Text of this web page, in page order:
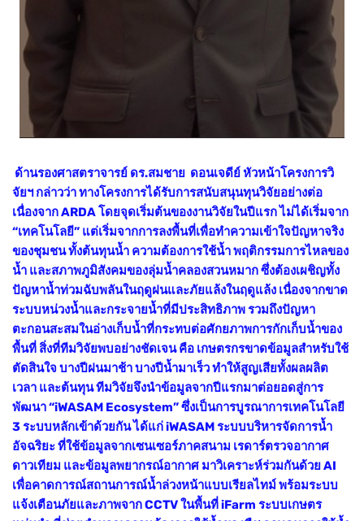
ด้านรองศาสตราจารย์ ดร.สมชาย ดอนเจดีย์ หัวหน้าโครงการวิ
จัยฯ กล่าวว่า ทางโครงการได้รับการสนับสนุนทุนวิจัยอย่างต่อ
เนื่องจาก ARDA โดยจุดเริ่มต้นของงานวิจัยในปีแรก ไม่ได้เริ่มจาก
“เทคโนโลยี” แต่เริ่มจากการลงพื้นที่เพื่อทำความเข้าใจปัญหาจริง
ของชุมชน ทั้งต้นทุนน้ำ ความต้องการใช้น้ำ พฤติกรรมการไหลของ
น้ำ และสภาพภูมิสังคมของลุ่มน้ำคลองสวนหมาก ซึ่งต้องเผชิญทั้ง
ปัญหาน้ำท่วมฉับพลันในฤดูฝนและภัยแล้งในฤดูแล้ง เนื่องจากขาด
ระบบหน่วงน้ำและกระจายน้ำที่มีประสิทธิภาพ รวมถึงปัญหา
ตะกอนสะสมในอ่างเก็บน้ำที่กระทบต่อศักยภาพการกักเก็บน้ำของ
พื้นที่ สิ่งที่ทีมวิจัยพบอย่างชัดเจน คือ เกษตรกรขาดข้อมูลสำหรับใช้
ตัดสินใจ บางปีฝนมาช้า บางปีน้ำมาเร็ว ทำให้สูญเสียทั้งผลผลิต
เวลา และต้นทุน ทีมวิจัยจึงนำข้อมูลจากปีแรกมาต่อยอดสู่การ
พัฒนา “iWASAM Ecosystem” ซึ่งเป็นการบูรณาการเทคโนโลยี
3 ระบบหลักเข้าด้วยกัน ได้แก่ iWASAM ระบบบริหารจัดการน้ำ
อัจฉริยะ ที่ใช้ข้อมูลจากเซนเซอร์ภาคสนาม เรดาร์ตรวจอากาศ
ดาวเทียม และข้อมูลพยากรณ์อากาศ มาวิเคราะห์ร่วมกันด้วย AI
เพื่อคาดการณ์สถานการณ์น้ำล่วงหน้าแบบเรียลไทม์ พร้อมระบบ
แจ้งเตือนภัยและภาพจาก CCTV ในพื้นที่ iFarm ระบบเกษตร